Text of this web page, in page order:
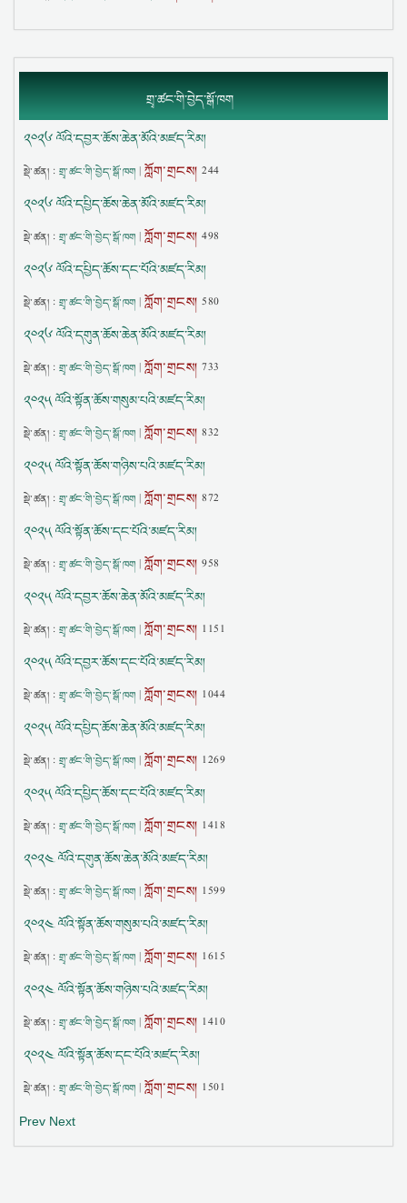
གྲྭ་ཚང་གི་བྱེད་སྒོ་ཁག
༢༠༢༦ ལོའི་དབྱར་ཆོས་ཆེན་མོའི་མཛད་རིམ།
སྡེ་ཚན། : གྲྭ་ཚང་གི་བྱེད་སྒོ་ཁག |ཀློག་གྲངས།244
༢༠༢༦ ལོའི་དཔྱིད་ཆོས་ཆེན་མོའི་མཛད་རིམ།
སྡེ་ཚན། : གྲྭ་ཚང་གི་བྱེད་སྒོ་ཁག |ཀློག་གྲངས།498
༢༠༢༦ ལོའི་དཔྱིད་ཆོས་དང་པོའི་མཛད་རིམ།
སྡེ་ཚན། : གྲྭ་ཚང་གི་བྱེད་སྒོ་ཁག |ཀློག་གྲངས།580
༢༠༢༦ ལོའི་དགུན་ཆོས་ཆེན་མོའི་མཛད་རིམ།
སྡེ་ཚན། : གྲྭ་ཚང་གི་བྱེད་སྒོ་ཁག |ཀློག་གྲངས།733
༢༠༢༥ ལོའི་སྟོན་ཆོས་གསུམ་པའི་མཛད་རིམ།
སྡེ་ཚན། : གྲྭ་ཚང་གི་བྱེད་སྒོ་ཁག |ཀློག་གྲངས།832
༢༠༢༥ ལོའི་སྟོན་ཆོས་གཉིས་པའི་མཛད་རིམ།
སྡེ་ཚན། : གྲྭ་ཚང་གི་བྱེད་སྒོ་ཁག |ཀློག་གྲངས།872
༢༠༢༥ ལོའི་སྟོན་ཆོས་དང་པོའི་མཛད་རིམ།
སྡེ་ཚན། : གྲྭ་ཚང་གི་བྱེད་སྒོ་ཁག |ཀློག་གྲངས།958
༢༠༢༥ ལོའི་དབྱར་ཆོས་ཆེན་མོའི་མཛད་རིམ།
སྡེ་ཚན། : གྲྭ་ཚང་གི་བྱེད་སྒོ་ཁག |ཀློག་གྲངས། 1151
༢༠༢༥ ལོའི་དབྱར་ཆོས་དང་པོའི་མཛད་རིམ།
སྡེ་ཚན། : གྲྭ་ཚང་གི་བྱེད་སྒོ་ཁག |ཀློག་གྲངས། 1044
༢༠༢༥ ལོའི་དཔྱིད་ཆོས་ཆེན་མོའི་མཛད་རིམ།
སྡེ་ཚན། : གྲྭ་ཚང་གི་བྱེད་སྒོ་ཁག |ཀློག་གྲངས། 1269
༢༠༢༥ ལོའི་དཔྱིད་ཆོས་དང་པོའི་མཛད་རིམ།
སྡེ་ཚན། : གྲྭ་ཚང་གི་བྱེད་སྒོ་ཁག |ཀློག་གྲངས། 1418
༢༠༢༤ ལོའི་དགུན་ཆོས་ཆེན་མོའི་མཛད་རིམ།
སྡེ་ཚན། : གྲྭ་ཚང་གི་བྱེད་སྒོ་ཁག |ཀློག་གྲངས། 1599
༢༠༢༤ ལོའི་སྟོན་ཆོས་གསུམ་པའི་མཛད་རིམ།
སྡེ་ཚན། : གྲྭ་ཚང་གི་བྱེད་སྒོ་ཁག |ཀློག་གྲངས། 1615
༢༠༢༤ ལོའི་སྟོན་ཆོས་གཉིས་པའི་མཛད་རིམ།
སྡེ་ཚན། : གྲྭ་ཚང་གི་བྱེད་སྒོ་ཁག |ཀློག་གྲངས། 1410
༢༠༢༤ ལོའི་སྟོན་ཆོས་དང་པོའི་མཛད་རིམ།
སྡེ་ཚན། : གྲྭ་ཚང་གི་བྱེད་སྒོ་ཁག |ཀློག་གྲངས། 1501
Prev Next